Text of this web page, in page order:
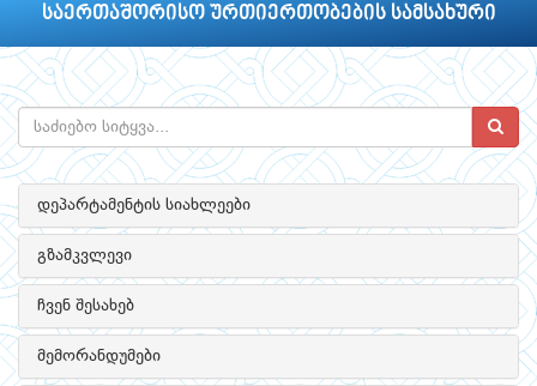
საერთაშორისო ურთიერთობების სამსახური
დეპარტამენტის სიახლეები
გზამკვლევი
ჩვენ შესახებ
მემორანდუმები